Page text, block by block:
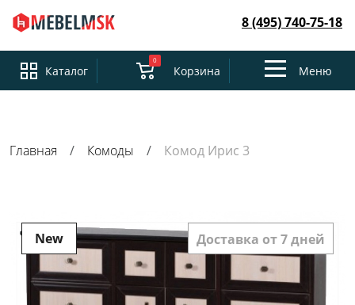
8 (495) 740-75-18
Каталог
0
Корзина
ToggleМеню
Главная Комоды Комод Ирис 3
New Доставка от 7 дней